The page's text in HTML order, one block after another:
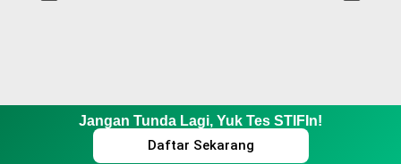
Jangan Tunda Lagi, Yuk Tes STIFIn!
Daftar Sekarang